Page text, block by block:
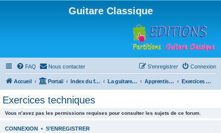
Guitare Classique
FAQ Nous contacter Connexion
S’enregistrer
Accueil Portail Index du forum La guitare : instrument, cours et théorie Apprentissage et enseignement de la guitare Exercices techniques
Exercices techniques
Vous n’avez pas les permissions requises pour consulter les sujets de ce forum.
CONNEXION • S’ENREGISTRER